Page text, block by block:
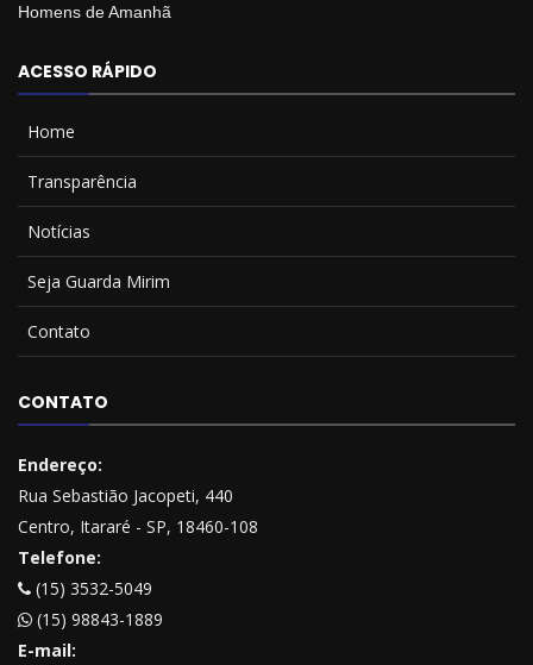
Homens de Amanhã
ACESSO RÁPIDO
Home
Transparência
Notícias
Seja Guarda Mirim
Contato
CONTATO
Endereço:
Rua Sebastião Jacopeti, 440
Centro, Itararé - SP, 18460-108
Telefone:
(15) 3532-5049
(15) 98843-1889
E-mail: